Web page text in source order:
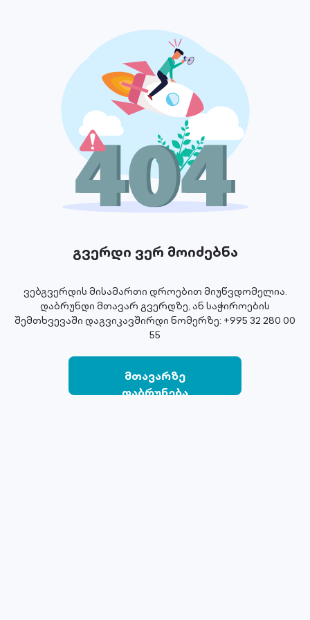
გვერდი ვერ მოიძებნა
ვებგვერდის მისამართი დროებით მიუწვდომელია.
დაბრუნდი მთავარ გვერდზე, ან საჭიროების
შემთხვევაში დაგვიკავშირდი ნომერზე: +995 32 280 00
55
მთავარზე
დაბრუნება